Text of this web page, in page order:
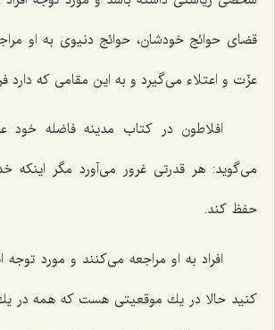
قضای حوائج خودشان، حوائج دنیوی به او
عزّت و اعتلاء می‌گیرد و به این مقامی كه دارد
افلاطون در كتاب مدینه فاضله خود
می‌گوید: هر قدرتی غرور می‌آورد مگر اینكه
حفظ كند.
افراد به او مراجعه می‌كنند و مورد
كنید حالا در یك موقعیتی هست كه همه در